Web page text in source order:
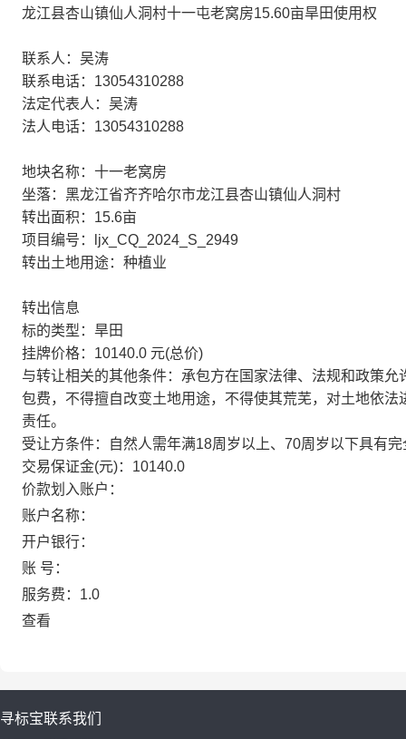
龙江县杏山镇仙人洞村十一屯老窝房15.60亩旱田使用权
联系人：吴涛
联系电话：13054310288
法定代表人：吴涛
法人电话：13054310288
地块名称：十一老窝房
坐落：黑龙江省齐齐哈尔市龙江县杏山镇仙人洞村
转出面积：15.6亩
项目编号：ljx_CQ_2024_S_2949
转出土地用途：种植业
转出信息
标的类型：旱田
挂牌价格：10140.0 元(总价)
与转让相关的其他条件：承包方在国家法律、法规和政策
包费，不得擅自改变土地用途，不得使其荒芜，对土地依
责任。
受让方条件：自然人需年满18周岁以上、70周岁以下具有
交易保证金(元)：10140.0
价款划入账户：
账户名称：
开户银行：
账 号：
服务费：1.0
查看
寻标宝联系我们